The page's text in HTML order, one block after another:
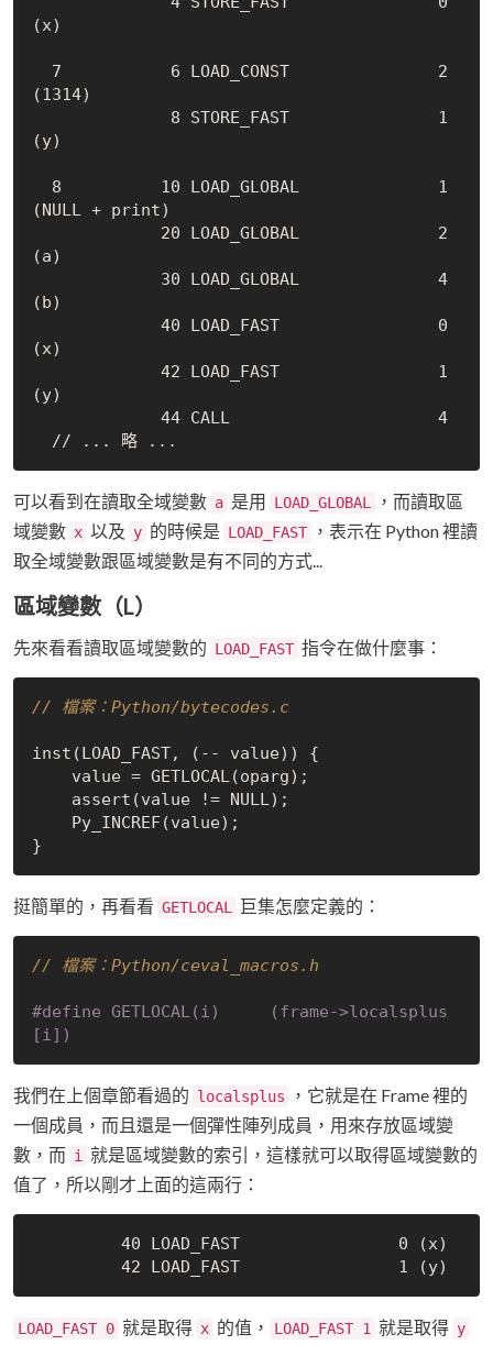
(x)
(1314)
(y)
(NULL + print)
(a)
(b)
(x)
(y)
可以看到在讀取全域變數 a 是用 LOAD_GLOBAL
，而讀取區
域變數 x 以及 y 的時候是 LOAD_FAST
，表示在 Python 裡讀
取全域變數跟區域變數是有不同的方式...
區域變數（L）
先來看看讀取區域變數的 LOAD_FAST 指令在做什麼事：
// 檔案：Python/bytecodes.c
inst(LOAD_FAST, (-- value)) {
    assert(value !=
NULL);
挺簡單的，再看看 GETLOCAL 巨集怎麼定義的：
// 檔案：Python/ceval_macros.h
#define GETLOCAL(i)     (frame->localsplus
[i])
我們在上個章節看過的 localsplus
，它就是在 Frame 裡的
一個成員，而且還是一個彈性陣列成員，用來存放區域變
數，而 i 就是區域變數的索引，這樣就可以取得區域變數的
值了，所以剛才上面的這兩行：
LOAD_FAST 0 就是取得 x 的值， LOAD_FAST 1 就是取得 y